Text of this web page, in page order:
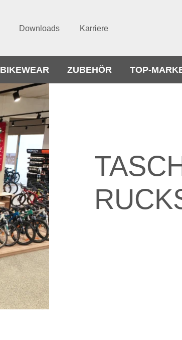
Downloads Karriere
BIKEWEAR ZUBEHÖR TOP-